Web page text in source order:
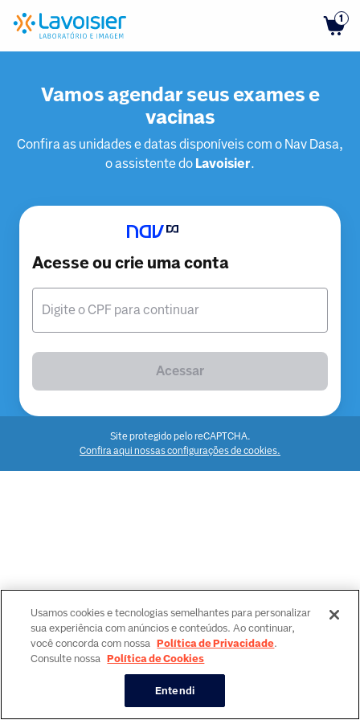
1
Vamos agendar seus exames e
vacinas
Confira as unidades e datas disponíveis com o Nav Dasa,
o assistente do Lavoisier.
Acesse ou crie uma conta
Digite o CPF para continuar
Acessar
Site protegido pelo reCAPTCHA.
Confira aqui nossas configurações de cookies.
Usamos cookies e tecnologias semelhantes para personalizar
sua experiência com anúncios e conteúdos. Ao continuar,
você concorda com nossa Política de Privacidade.
Consulte nossa Política de Cookies
Entendi